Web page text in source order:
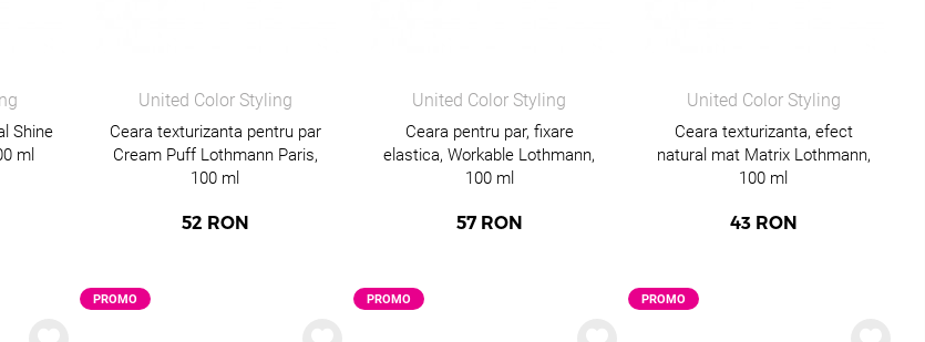
Shine
ml
United Color Styling
Ceara texturizanta pentru par
Cream Puff Lothmann Paris,
100 ml
52 RON
United Color Styling
Ceara pentru par, fixare
elastica, Workable Lothmann,
100 ml
57 RON
United Color Styling
Ceara texturizanta, efect
natural mat Matrix Lothmann,
100 ml
43 RON
PROMO PROMO PROMO